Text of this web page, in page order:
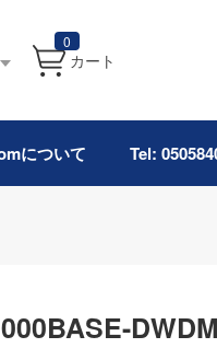
0
カート
について Tel: